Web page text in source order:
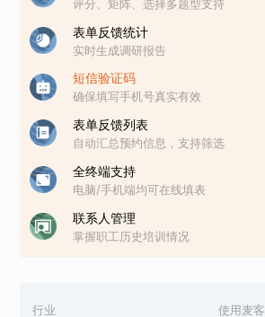
行业 使用麦客
评分、矩阵、选择多题型支持
表单反馈统计
实时生成调研报告
短信验证码
确保填写手机号真实有效
表单反馈列表
自动汇总预约信息，支持筛选
全终端支持
电脑/手机端均可在线填表
联系人管理
掌握职工历史培训情况